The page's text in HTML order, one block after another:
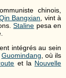
chinois,
Bangxian , vint à
Staline pesa en
intégrés au sein
Guomindang, où ils
et la Nouvelle